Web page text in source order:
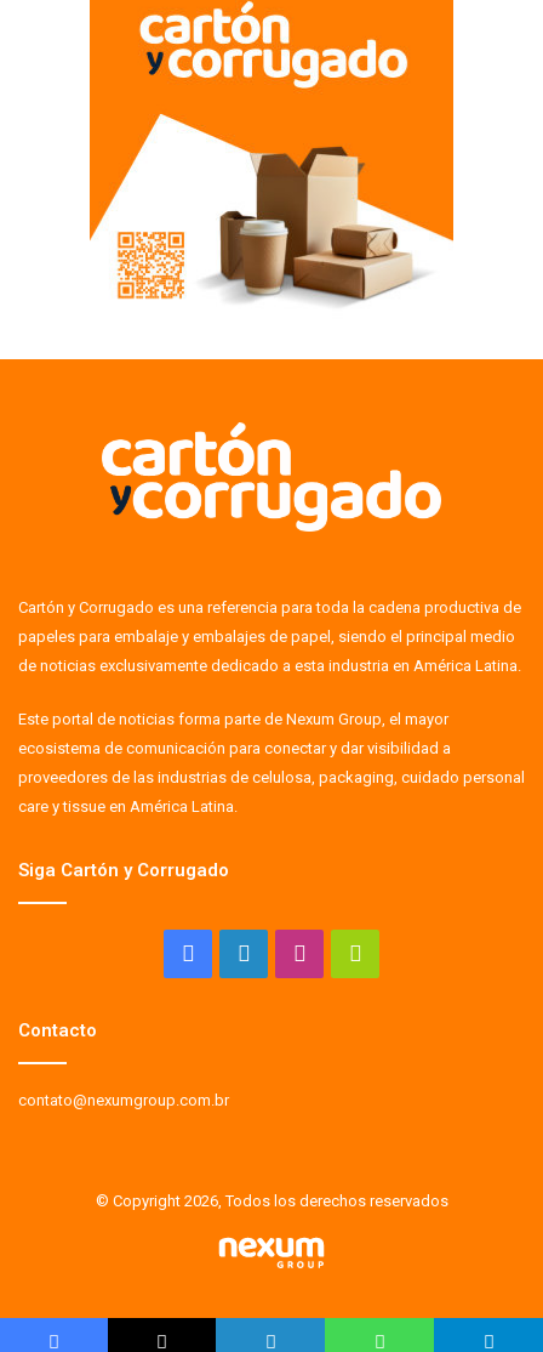
Cartón y Corrugado es una referencia para toda la cadena productiva de
papeles para embalaje y embalajes de papel, siendo el principal medio
de noticias exclusivamente dedicado a esta industria en América Latina.
Este portal de noticias forma parte de Nexum Group, el mayor
ecosistema de comunicación para conectar y dar visibilidad a
proveedores de las industrias de celulosa, packaging, cuidado personal
care y tissue en América Latina.
Siga Cartón y Corrugado
FacebookLinkedInInstagram
Contacto
contato@nexumgroup.com.br
© Copyright 2026, Todos los derechos reservados